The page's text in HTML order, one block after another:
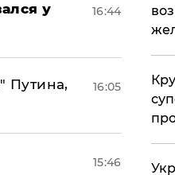
у
16:44
Путина,
16:05
15:46